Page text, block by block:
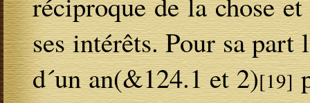
ses intérêts. Pour sa
d´un an(&124.1 et 2)[19]